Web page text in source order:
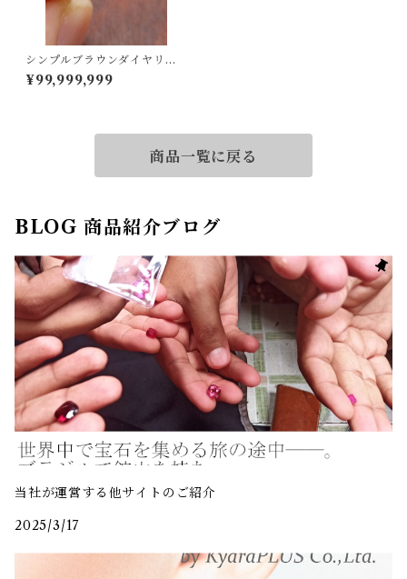
シンプルブラウンダイヤリン
グ！K18ダイヤリング 9号
¥99,999,999
商品一覧に戻る
BLOG 商品紹介ブログ
当社が運営する他サイトのご紹介
2025/3/17